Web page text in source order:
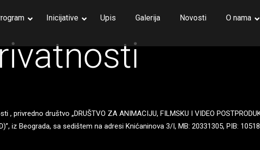
Inicijative Upis Galerija Novosti O nama
Character Animation
VFX in Houdini
privredno društvo „DRUŠTVO ZA ANIMACIJU, FILMSKU I VIDEO
iz Beograda, sa sedištem na adresi Knićaninova 3/I, MB: 20331305, PIB: